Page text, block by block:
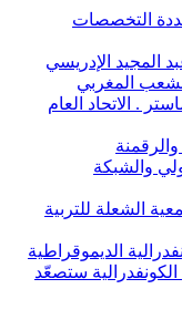
التخصصات
المجيد الإدريسي
المغربي
. الاتحاد العام
والشبكة
الشعلة للتربية
الديموقراطية
ستصعّد